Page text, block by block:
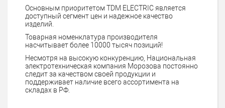
Основным приоритетом TDM ELECTRIC является
доступный сегмент цен и надежное качество
изделий.
Товарная номенклатура производителя
насчитывает более 10000 тысяч позиций!
Несмотря на высокую конкуренцию, Национальная
электротехническая компания Морозова постоянно
следит за качеством своей продукции и
поддерживает наличие всего ассортимента на
складах в РФ.